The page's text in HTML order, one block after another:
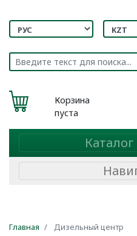
Корзина
пуста
Главная Дизельный центр